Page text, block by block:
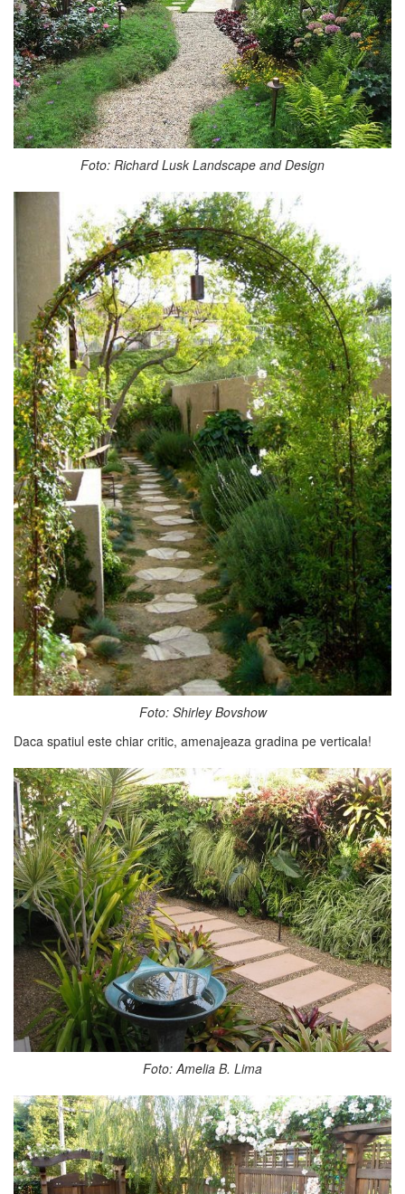
Foto: Richard Lusk Landscape and Design
Foto: Shirley Bovshow
Daca spatiul este chiar critic, amenajeaza gradina pe verticala!
Foto: Amelia B. Lima